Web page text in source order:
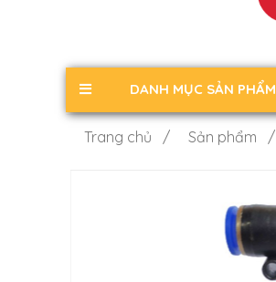
DANH MỤC SẢN PHẨM
Trang chủ / Sản phẩm /